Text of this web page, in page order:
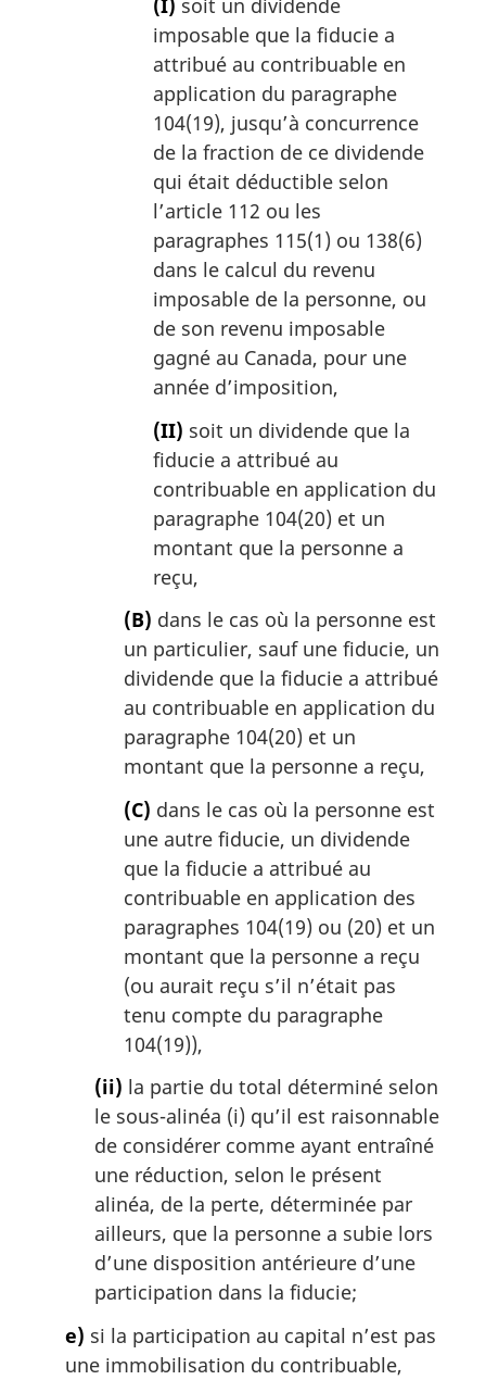
(I) soit un dividende
imposable que la fiducie a
attribué au contribuable en
application du paragraphe
104(19), jusqu’à concurrence
de la fraction de ce dividende
qui était déductible selon
l’article 112 ou les
paragraphes 115(1) ou 138(6)
dans le calcul du revenu
imposable de la personne, ou
de son revenu imposable
gagné au Canada, pour une
année d’imposition,
(II) soit un dividende que la
fiducie a attribué au
contribuable en application du
paragraphe 104(20) et un
montant que la personne a
reçu,
(B) dans le cas où la personne est
un particulier, sauf une fiducie, un
dividende que la fiducie a attribué
au contribuable en application du
paragraphe 104(20) et un
montant que la personne a reçu,
(C) dans le cas où la personne est
une autre fiducie, un dividende
que la fiducie a attribué au
contribuable en application des
paragraphes 104(19) ou (20) et un
montant que la personne a reçu
(ou aurait reçu s’il n’était pas
tenu compte du paragraphe
104(19)),
(ii) la partie du total déterminé selon
le sous-alinéa (i) qu’il est raisonnable
de considérer comme ayant entraîné
une réduction, selon le présent
alinéa, de la perte, déterminée par
ailleurs, que la personne a subie lors
d’une disposition antérieure d’une
participation dans la fiducie;
e) si la participation au capital n’est pas
une immobilisation du contribuable,